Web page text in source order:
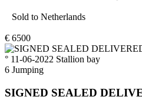
Sold to Netherlands
€ 6500
° 11-06-2022 Stallion bay
6 Jumping
SIGNED SEALED